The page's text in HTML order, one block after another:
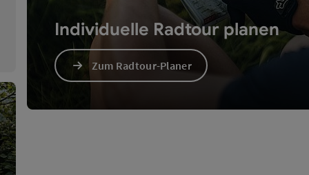
Individuelle Radtour planen
Zum Radtour-Planer